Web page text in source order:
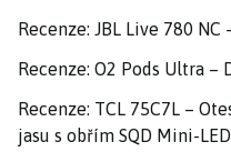
Recenze: JBL Live 780
Recenze: O2 Pods Ultra –
Recenze: TCL 75C7L –
jasu s obřím SQD Mini-